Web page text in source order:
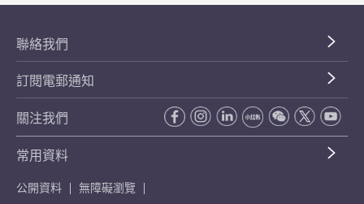
聯絡我們
訂閱電郵通知
關注我們
常用資料
公開資料
無障礙瀏覽